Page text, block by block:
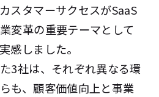
スタマーサクセスがSaaS
変革の重要テーマとして
感しました。
3社は、それぞれ異なる環
も、顧客価値向上と事業